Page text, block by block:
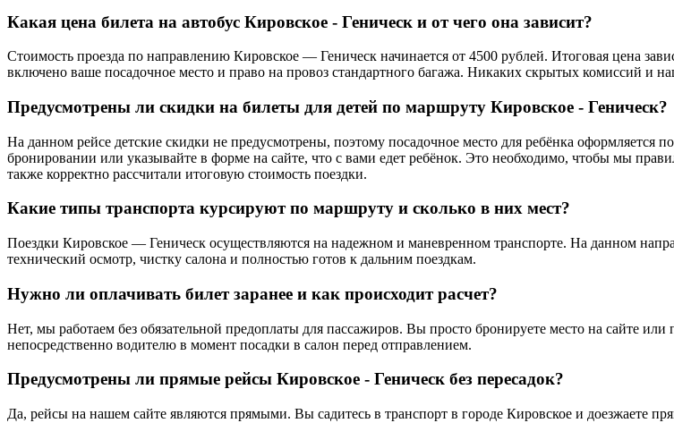
Какая цена билета на автобус Кировское - Геническ и от чего она зависит?
Стоимость проезда по направлению Кировское — Геническ начинается от 4500 рублей. Итоговая цена
включено ваше посадочное место и право на провоз стандартного багажа. Никаких скрытых комиссий и
Предусмотрены ли скидки на билеты для детей по маршруту Кировское - Геническ?
На данном рейсе детские скидки не предусмотрены, поэтому посадочное место для ребёнка оформляется
бронировании или указывайте в форме на сайте, что с вами едет ребёнок. Это необходимо, чтобы мы
также корректно рассчитали итоговую стоимость поездки.
Какие типы транспорта курсируют по маршруту и сколько в них мест?
Поездки Кировское — Геническ осуществляются на надежном и маневренном транспорте. На данном
технический осмотр, чистку салона и полностью готов к дальним поездкам.
Нужно ли оплачивать билет заранее и как происходит расчет?
Нет, мы работаем без обязательной предоплаты для пассажиров. Вы просто бронируете место на сайте
непосредственно водителю в момент посадки в салон перед отправлением.
Предусмотрены ли прямые рейсы Кировское - Геническ без пересадок?
Да, рейсы на нашем сайте являются прямыми. Вы садитесь в транспорт в городе Кировское и доезжаете